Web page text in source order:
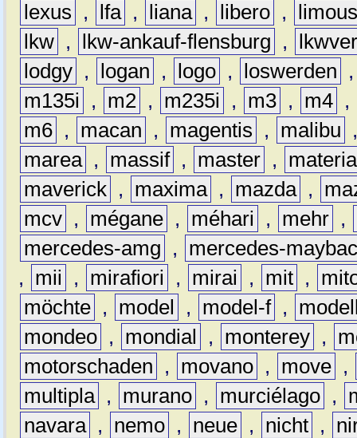
lexus
, lfa , liana , libero ,
lkw , lkw-ankauf-flensburg ,
lodgy , logan , logo , loswerden
m135i
, m2 , m235i , m3 , m4 ,
m6 , macan , magentis , malibu
marea , massif , master ,
materia
maverick , maxima , mazda ,
mcv , mégane , méhari , mehr ,
mercedes-amg
,
mercedes-
,
mii , mirafiori , mirai , mit ,
möchte , model , model-f ,
mondeo , mondial , monterey ,
motorschaden
, movano , move ,
multipla , murano , murciélago ,
navara , nemo , neue , nicht ,